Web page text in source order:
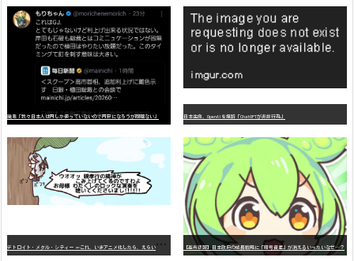
識者「我々日本人は円しか使っていないので円安になろうが問題ない」 日本生命、OpenAIを提訴「ChatGPTが非弁行為」
デ
トロイト・メタル・シティー ⇐これ、いまアニメ化したら、えらいことになってたよな？ 【高市悲報】日本政府の成長戦略に「暗号資産」が消えるいったいなぜ…？